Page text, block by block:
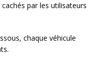
par les utilisateurs
chaque véhicule